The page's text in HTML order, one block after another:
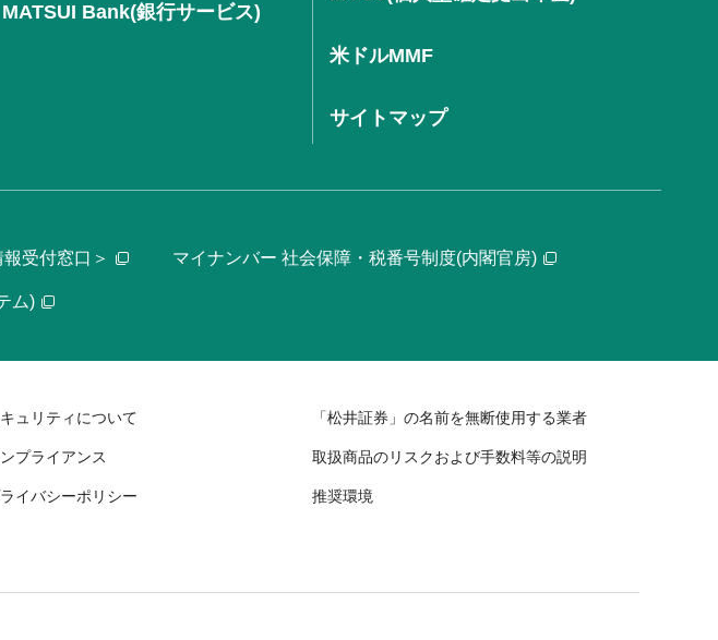
MATSUI Bank(銀行サービス)
米ドルMMF
サイトマップ
受付窓口＞ マイナンバー 社会保障・税番号制度(内閣官房)
ム)
ュリティについて 「松井証券」の名前を無断使用する業者
プライアンス 取扱商品のリスクおよび手数料等の説明
イバシーポリシー 推奨環境